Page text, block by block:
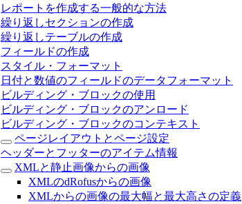
レポートを作成する一般的な方法
繰り返しセクションの作成
繰り返しテーブルの作成
フィールドの作成
スタイル・フォーマット
日付と数値のフィールドのデータフォーマット
ビルディング・ブロックの使用
ビルディング・ブロックのアンロード
ビルディング・ブロックのコンテキスト
ページレイアウトとページ設定
ヘッダーとフッターのアイテム情報
XMLと静止画像からの画像
XMLのdRofusからの画像
XMLからの画像の最大幅と最大高さの定義